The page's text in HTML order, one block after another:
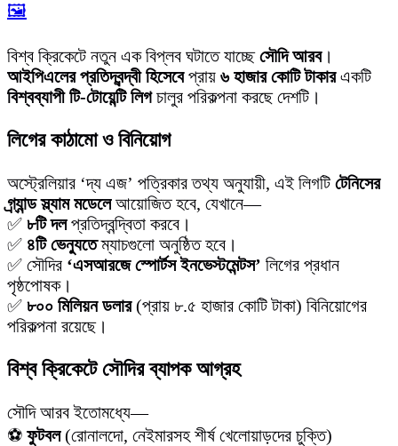
🖼️
বিশ্ব ক্রিকেটে নতুন এক বিপ্লব ঘটাতে যাচ্ছেসৌদি আরব।
আইপিএলের প্রতিদ্বন্দ্বী হিসেবেপ্রায় ৬ হাজার কোটি টাকারএকটি
বিশ্বব্যাপী টি-টোয়েন্টি লিগচালুর পরিকল্পনা করছে দেশটি।
লিগের কাঠামো ও বিনিয়োগ
অস্ট্রেলিয়ার ‘দ্য এজ’ পত্রিকার তথ্য অনুযায়ী, এই লিগটি টেনিসের
গ্র্যান্ড স্ল্যাম মডেলেআয়োজিত হবে, যেখানে—
✅ ৮টি দলপ্রতিদ্বন্দ্বিতা করবে।
✅ ৪টি ভেন্যুতেম্যাচগুলো অনুষ্ঠিত হবে।
✅ সৌদির ‘এসআরজে স্পোর্টস ইনভেস্টমেন্টস’ লিগের প্রধান
পৃষ্ঠপোষক।
✅ ৮০০ মিলিয়ন ডলার(প্রায় ৮.৫ হাজার কোটি টাকা) বিনিয়োগের
পরিকল্পনা রয়েছে।
বিশ্ব ক্রিকেটে সৌদির ব্যাপক আগ্রহ
সৌদি আরব ইতোমধ্যে—
⚽ ফুটবল(রোনালদো, নেইমারসহ শীর্ষ খেলোয়াড়দের চুক্তি)